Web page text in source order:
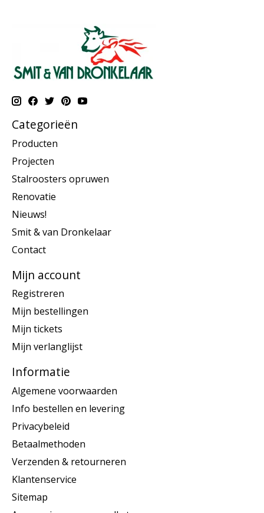
Categorieën
Producten
Projecten
Stalroosters opruwen
Renovatie
Nieuws!
Smit & van Dronkelaar
Contact
Mijn account
Registreren
Mijn bestellingen
Mijn tickets
Mijn verlanglijst
Informatie
Algemene voorwaarden
Info bestellen en levering
Privacybeleid
Betaalmethoden
Verzenden & retourneren
Klantenservice
Sitemap